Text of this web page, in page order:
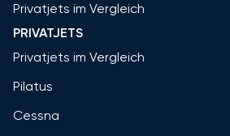
Privatjets im Vergleich
PRIVATJETS
Privatjets im Vergleich
Pilatus
Cessna